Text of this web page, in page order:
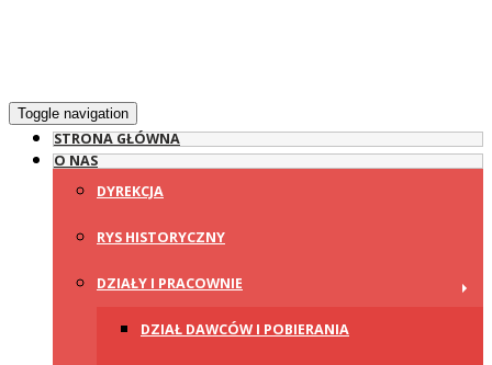
Toggle navigation
STRONA GŁÓWNA
O NAS
DYREKCJA
RYS HISTORYCZNY
DZIAŁY I PRACOWNIE
DZIAŁ DAWCÓW I POBIERANIA